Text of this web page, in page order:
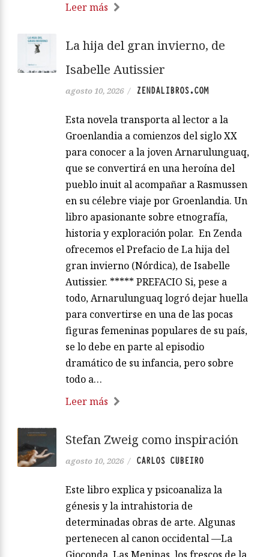
Leer más
La hija del gran invierno, de
Isabelle Autissier
agosto 10, 2026 / ZENDALIBROS.COM
Esta novela transporta al lector a la
Groenlandia a comienzos del siglo XX
para conocer a la joven Arnarulunguaq,
que se convertirá en una heroína del
pueblo inuit al acompañar a Rasmussen
en su célebre viaje por Groenlandia. Un
libro apasionante sobre etnografía,
historia y exploración polar. En Zenda
ofrecemos el Prefacio de La hija del
gran invierno (Nórdica), de Isabelle
Autissier. ***** PREFACIO Si, pese a
todo, Arnarulunguaq logró dejar huella
para convertirse en una de las pocas
figuras femeninas populares de su país,
se lo debe en parte al episodio
dramático de su infancia, pero sobre
todo a…
Leer más
Stefan Zweig como inspiración
agosto 10, 2026 / CARLOS CUBEIRO
Este libro explica y psicoanaliza la
génesis y la intrahistoria de
determinadas obras de arte. Algunas
pertenecen al canon occidental —La